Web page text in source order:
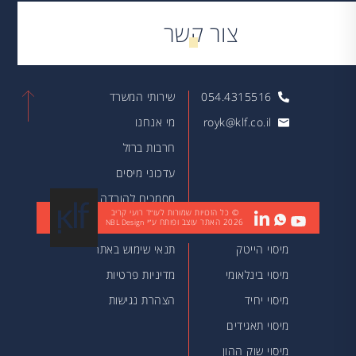
צור קשר
054.4315516
royk@klf.co.il
שירותי המשרד
מי אנחנו
חרבות ברזל
עדכוני מיסים
מסמכים להורדה
מאמרים
מיסוי הייטק
מיסוי בינלאומי
מיסוי יחיד
מיסוי תאגידים
מיסוי שוק ההון
תנאי שימוש באתר
מדיניות פרטיות
הצהרת נגישות
© כל הזכויות שמורות לעו״ד רועי קריב
2026 האתר עוצב ופותח ע״י NBL Design